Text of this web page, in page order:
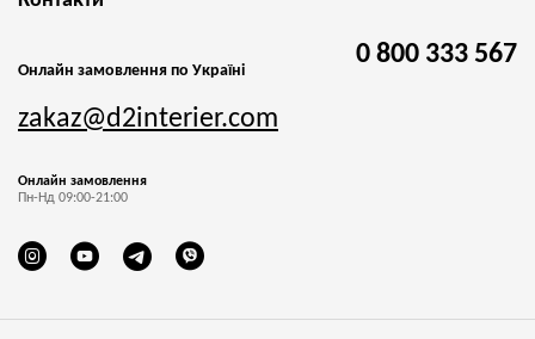
Онлайн замовлення по Україні
0 800 333 567
zakaz@d2interier.com
Онлайн замовлення
Пн-Нд 09:00-21:00